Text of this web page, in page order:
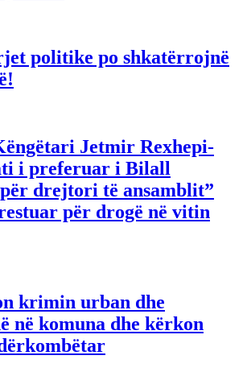
politike po shkatërrojnë
Jetmir Rexhepi-
i preferuar i Bilall
drejtori të ansamblit”
për drogë në vitin
krimin urban dhe
në komuna dhe kërkon